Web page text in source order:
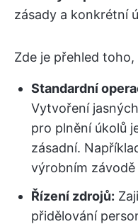
zásady a konkrétní
Zde je přehled
Standardní
Vytvoření
pro plnění úkolů
zásadní.
výrobním závodě
Řízení zdrojů:
přidělování